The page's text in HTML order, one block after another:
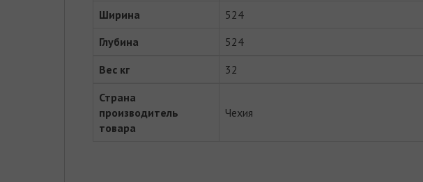
Ширина
524
Глубина
524
Вес кг
32
Страна
производитель
товара
Чехия